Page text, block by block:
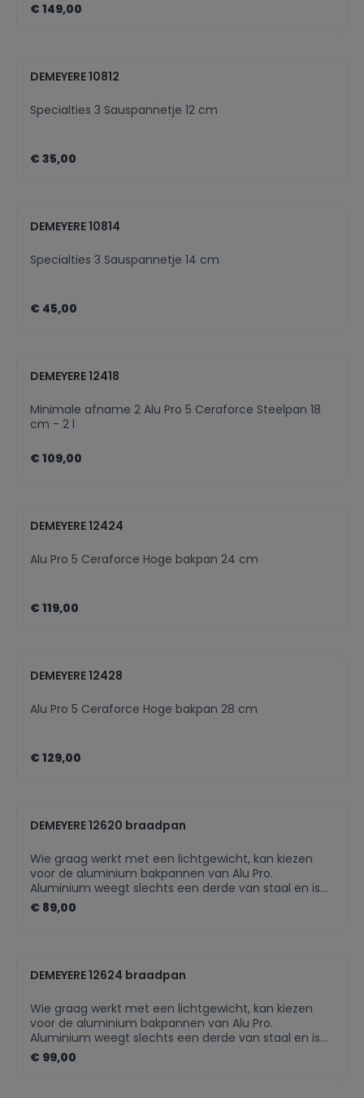
€ 149,00
DEMEYERE 10812
Specialties 3 Sauspannetje 12 cm
€ 35,00
DEMEYERE 10814
Specialties 3 Sauspannetje 14 cm
€ 45,00
DEMEYERE 12418
Minimale afname 2 Alu Pro 5 Ceraforce Steelpan 18
cm - 2 l
€ 109,00
DEMEYERE 12424
Alu Pro 5 Ceraforce Hoge bakpan 24 cm
€ 119,00
DEMEYERE 12428
Alu Pro 5 Ceraforce Hoge bakpan 28 cm
€ 129,00
DEMEYERE 12620 braadpan
Wie graag werkt met een lichtgewicht, kan kiezen
voor de aluminium bakpannen van Alu Pro.
Aluminium weegt slechts een derde van staal en is
dus makkelijker hanteerbaar en lief voor je polsen. De
ideale pan voor elke kookenthousiasteling die op
warmtegeleiding TriplInduc®: tot 30% meer
bodem op inductie met extra bodemstabiliteit
dankzij innovatieve vorm Ergonomische greep en
rivetten uit roestvrij staal 18/10 Ceraforce keramische
antikleeflaag
€ 89,00
DEMEYERE 12624 braadpan
Wie graag werkt met een lichtgewicht, kan kiezen
voor de aluminium bakpannen van Alu Pro.
Aluminium weegt slechts een derde van staal en is
dus makkelijker hanteerbaar en lief voor je polsen. De
ideale pan voor elke kookenthousiasteling die op
€ 99,00